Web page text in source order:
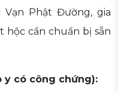
Phật Đường, gia
hộc cần chuẩn bị sẵn
y có công chứng):